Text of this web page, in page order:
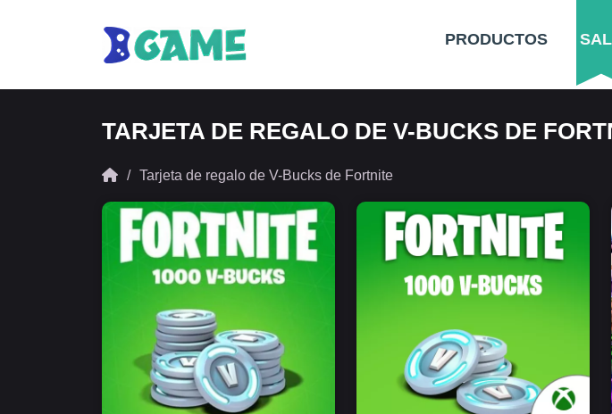
PRODUCTOS
TARJETA DE REGALO DE V-BUCKS DE
Tarjeta de regalo de V-Bucks de Fortnite